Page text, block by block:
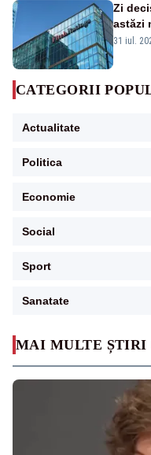
MAI MULTE ȘTIRI
Zi
astăzi
31 iul.
CATEGORII
Actualitate
Politica
Economie
Social
Sport
Sanatate